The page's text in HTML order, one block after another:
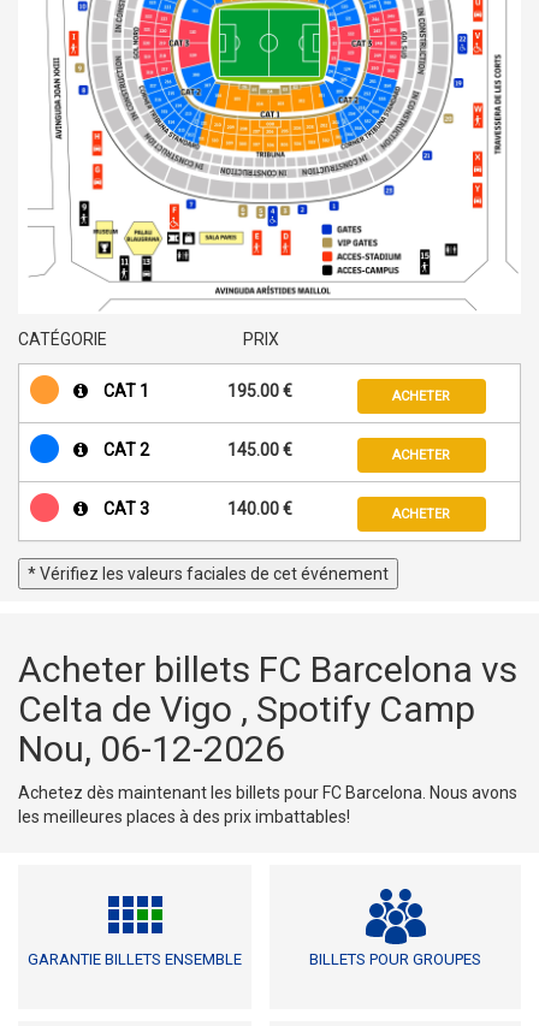
CATÉGORIE PRIX
CAT 1 195.00 € ACHETER
CAT 2 145.00 € ACHETER
CAT 3 140.00 € ACHETER
* Vérifiez les valeurs faciales de cet événement
Acheter billets FC Barcelona vs
Celta de Vigo , Spotify Camp
Nou, 06-12-2026
Achetez dès maintenant les billets pour FC Barcelona. Nous avons
les meilleures places à des prix imbattables!
GARANTIE BILLETS ENSEMBLE BILLETS POUR GROUPES